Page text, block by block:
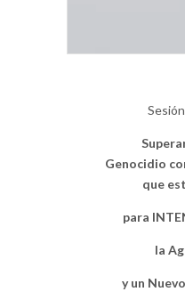
Genocidio
que
para
la
y un